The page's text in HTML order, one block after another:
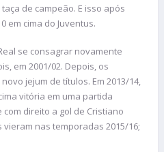
de campeão. E isso após
em cima do Juventus.
se consagrar novamente
em 2001/02. Depois, os
jejum de títulos. Em 2013/14,
vitória em uma partida
direito a gol de Cristiano
nas temporadas 2015/16;